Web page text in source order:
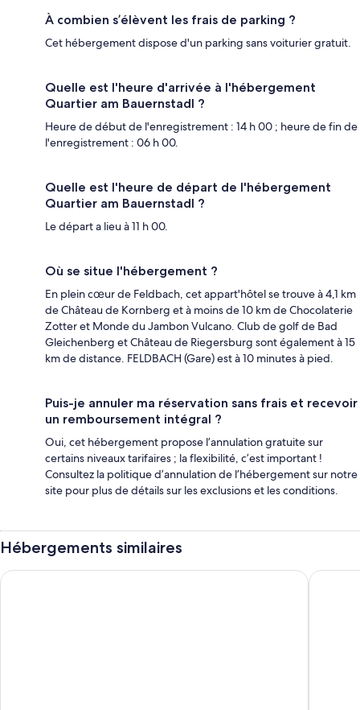
À combien s’élèvent les frais de parking ?
Cet hébergement dispose d'un parking sans voiturier gratuit.
Quelle est l'heure d'arrivée à l'hébergement
Quartier am Bauernstadl ?
Heure de début de l'enregistrement : 14 h 00 ; heure de fin de
l'enregistrement : 06 h 00.
Quelle est l'heure de départ de l'hébergement
Quartier am Bauernstadl ?
Le départ a lieu à 11 h 00.
Où se situe l'hébergement ?
En plein cœur de Feldbach, cet appart'hôtel se trouve à 4,1 km
de Château de Kornberg et à moins de 10 km de Chocolaterie
Zotter et Monde du Jambon Vulcano. Club de golf de Bad
Gleichenberg et Château de Riegersburg sont également à 15
km de distance. FELDBACH (Gare) est à 10 minutes à pied.
Puis-je annuler ma réservation sans frais et recevoir
un remboursement intégral ?
Oui, cet hébergement propose l’annulation gratuite sur
certains niveaux tarifaires ; la flexibilité, c’est important !
Consultez la politique d’annulation de l’hébergement sur notre
site pour plus de détails sur les exclusions et les conditions.
Hébergements similaires
Hotel Csejtei JUFA